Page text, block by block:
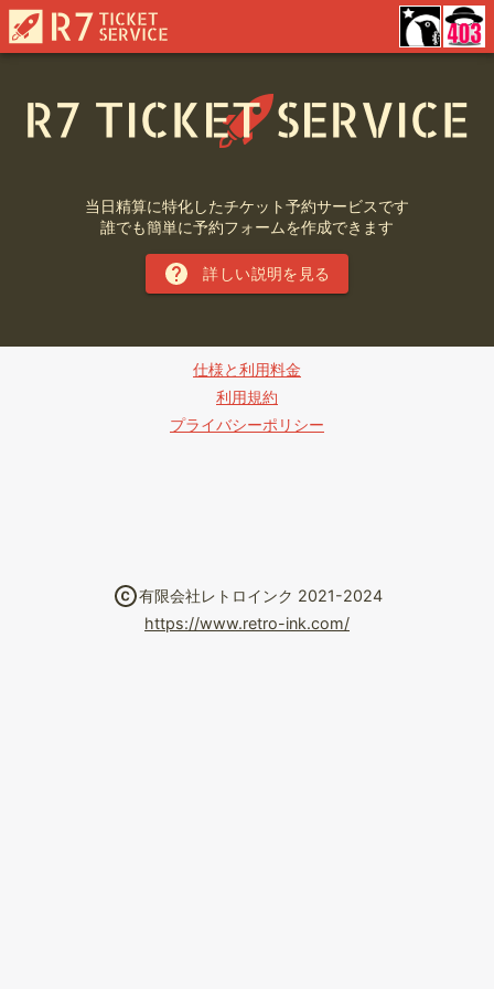
当日精算に特化したチケット予約サービスです
誰でも簡単に予約フォームを作成できます
詳しい説明を見る
仕様と利用料金
利用規約
プライバシーポリシー
有限会社レトロインク 2021-2024
https://www.retro-ink.com/